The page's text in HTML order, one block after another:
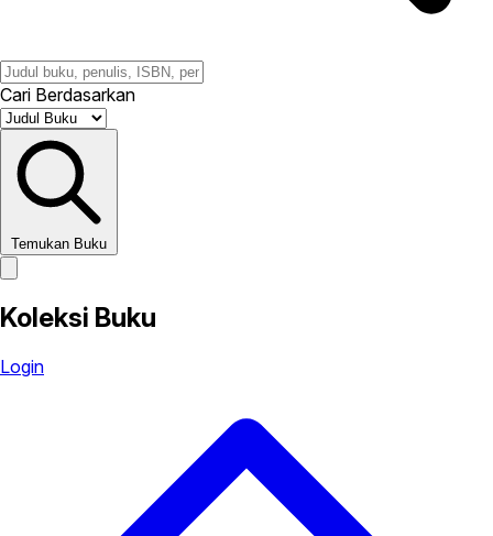
Cari Berdasarkan
Temukan Buku
Koleksi Buku
Login